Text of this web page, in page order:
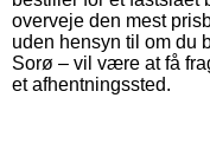
overveje den mest
uden hensyn til om du
Sorø – vil være at få
et afhentningssted.